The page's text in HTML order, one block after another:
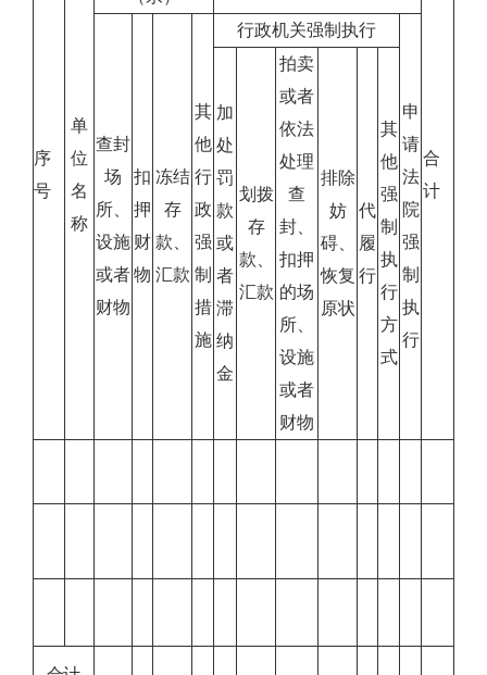
序
号
单
位
名
称
合
计
查封
场
所、
设施
或者
财物
扣
押
财
物
冻结
存
款、
汇款
其
他
行
政
强
制
措
施
行政机关强制执行
申
请
法
院
强
制
执
行
加
处
罚
款
或
者
滞
纳
金
划拨
存
款、
汇款
拍卖
或者
依法
处理
查
封、
扣押
的场
所、
设施
或者
财物
排除
妨
碍、
恢复
原状
代
履
行
其
他
强
制
执
行
方
式